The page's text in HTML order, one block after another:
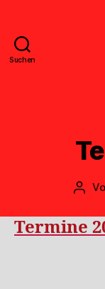
Suchen
Termine